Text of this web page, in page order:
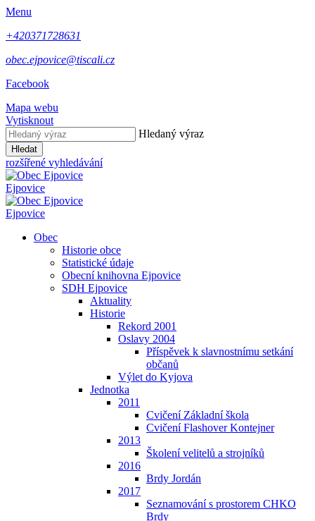
Menu
+420371728631
obec.ejpovice@tiscali.cz
Facebook
Mapa webu
Vytisknout
Hledaný výraz
Hledat
rozšířené vyhledávání
Ejpovice
Ejpovice
Obec
Historie obce
Statistické údaje
Obecní knihovna Ejpovice
SDH Ejpovice
Aktuality
Historie
Rekord 2001
Oslavy 2004
Příspěvek k slavnostnímu setkání
občanů
Výlet do Kyjova
Jednotka
2011
Cvičení Základní škola
Cvičení Flashover Kontejner
2013
Školení velitelů a strojníků
2016
Brdy Jordán
2017
Seznamování s prostorem CHKO
Brdy